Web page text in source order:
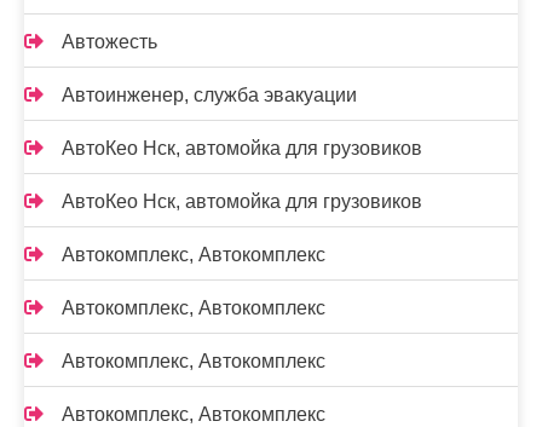
Автожесть
Автоинженер, служба эвакуации
АвтоКео Нск, автомойка для грузовиков
АвтоКео Нск, автомойка для грузовиков
Автокомплекс, Автокомплекс
Автокомплекс, Автокомплекс
Автокомплекс, Автокомплекс
Автокомплекс, Автокомплекс